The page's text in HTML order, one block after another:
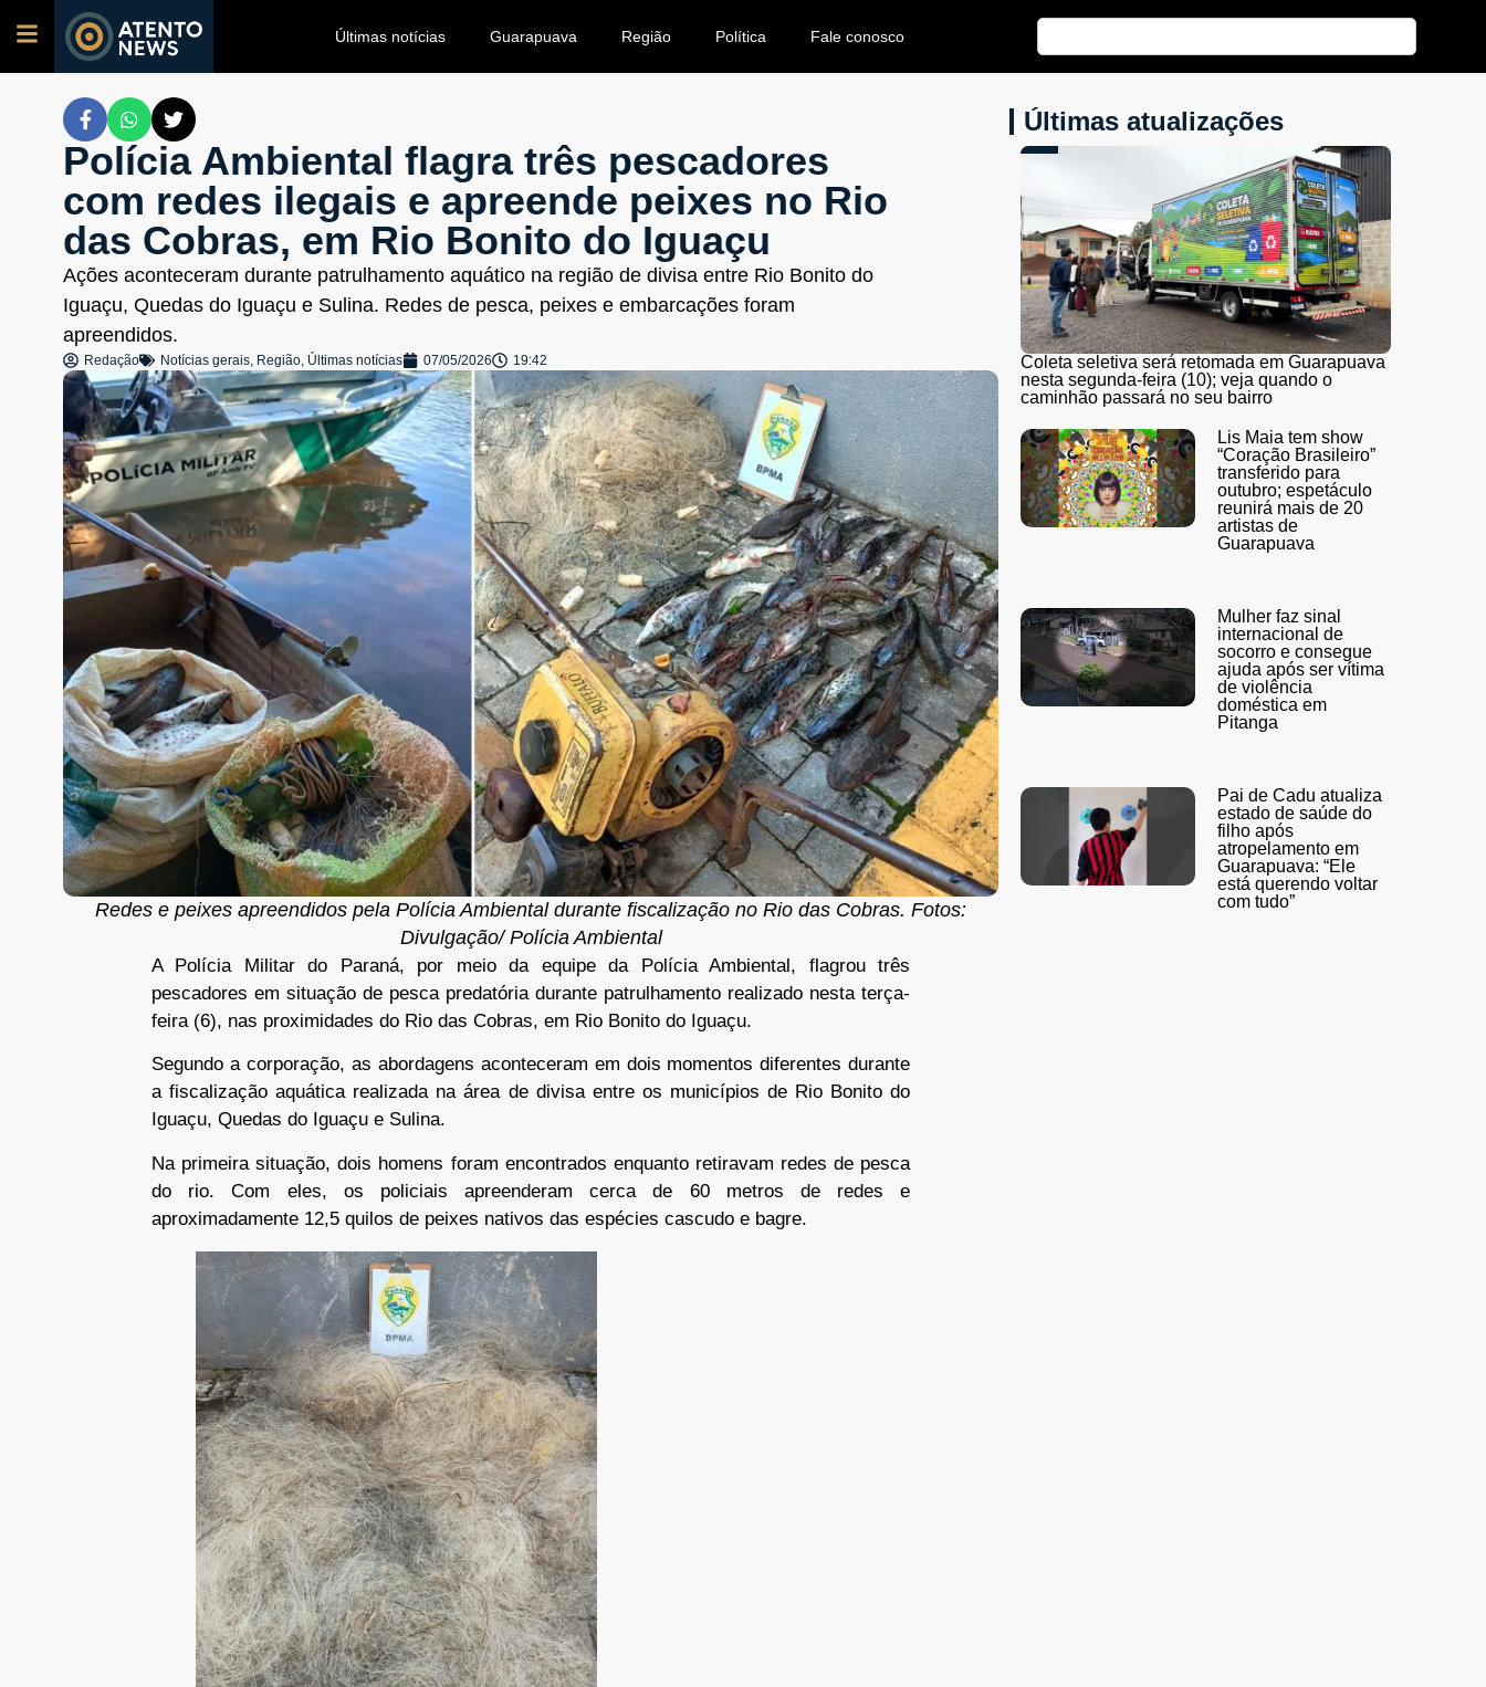
Últimas notícias Guarapuava Região Política Fale conosco
Polícia Ambiental flagra três pescadores
com redes ilegais e apreende peixes no Rio
das Cobras, em Rio Bonito do Iguaçu
Ações aconteceram durante patrulhamento aquático na região de divisa entre Rio Bonito do
Iguaçu, Quedas do Iguaçu e Sulina. Redes de pesca, peixes e embarcações foram
apreendidos.
Redação Notícias gerais, Região, Últimas notícias 07/05/2026 19:42
Redes e peixes apreendidos pela Polícia Ambiental durante fiscalização no Rio das Cobras. Fotos:
Divulgação/ Polícia Ambiental
A Polícia Militar do Paraná, por meio da equipe da Polícia Ambiental, flagrou três
pescadores em situação de pesca predatória durante patrulhamento realizado nesta terça-
feira (6), nas proximidades do Rio das Cobras, em Rio Bonito do Iguaçu.
Segundo a corporação, as abordagens aconteceram em dois momentos diferentes durante
a fiscalização aquática realizada na área de divisa entre os municípios de Rio Bonito do
Iguaçu, Quedas do Iguaçu e Sulina.
Na primeira situação, dois homens foram encontrados enquanto retiravam redes de pesca
do rio. Com eles, os policiais apreenderam cerca de 60 metros de redes e
aproximadamente 12,5 quilos de peixes nativos das espécies cascudo e bagre.
Últimas atualizações
Coleta seletiva será retomada em Guarapuava
nesta segunda-feira (10); veja quando o
caminhão passará no seu bairro
Lis Maia tem show
“Coração Brasileiro”
transferido para
outubro; espetáculo
reunirá mais de 20
artistas de
Guarapuava
Mulher faz sinal
internacional de
socorro e consegue
ajuda após ser vítima
de violência
doméstica em
Pitanga
Pai de Cadu atualiza
estado de saúde do
filho após
atropelamento em
Guarapuava: “Ele
está querendo voltar
com tudo”